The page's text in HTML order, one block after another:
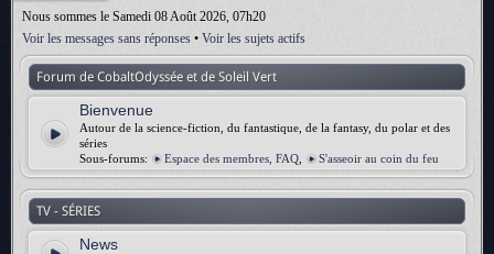
Nous sommes le Samedi 08 Août 2026, 07h20
Voir les messages sans réponses • Voir les sujets actifs
Forum de CobaltOdyssée et de Soleil Vert
Bienvenue
Autour de la science-fiction, du fantastique, de la fantasy, du polar et des
séries
Sous-forums:
Espace des membres, FAQ S'asseoir au coin du feu
TV - SÉRIES
News